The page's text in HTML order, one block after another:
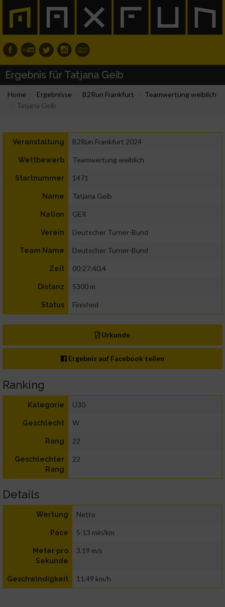
Ergebnis für Tatjana Geib
Home Ergebnisse B2Run Frankfurt
Teamwertung weiblich
Tatjana Geib
Veranstaltung B2Run Frankfurt 2024
Wettbewerb Teamwertung weiblich
Startnummer 1471
Name Tatjana Geib
Nation GER
Verein Deutscher Turner-Bund
Team Name Deutscher Turner-Bund
Zeit 00:27:40.4
Distanz 5300 m
Status Finished
Urkunde
Ergebnis auf Facebook teilen
Ranking
Kategorie Ü30
Geschlecht W
Rang 22
Geschlechter
Rang
22
Details
Wertung Netto
Pace 5:13 min/km
Meter pro
Sekunde
3,19 m/s
Geschwindigkeit 11,49 km/h